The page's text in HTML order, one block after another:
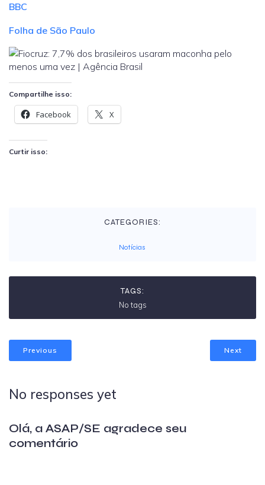
BBC
Folha de São Paulo
Compartilhe isso:
Facebook X
Curtir isso:
CATEGORIES:
Notícias
TAGS:
No tags
Previous Next
No responses yet
Olá, a ASAP/SE agradece seu
comentário